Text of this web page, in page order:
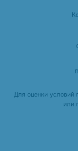
Для оценки условий
или